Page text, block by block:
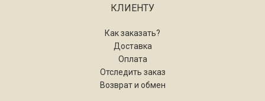
КЛИЕНТУ
Как заказать?
Доставка
Оплата
Отследить заказ
Возврат и обмен